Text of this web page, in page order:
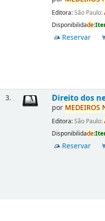
Editora:São Paulo:
Disponibilidade:
Reservar
3. Direito dos
por MEDEIROS
Editora:São Paulo:
Disponibilidade:
Reservar